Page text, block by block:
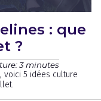
: que
?
3 minutes
voici 5 idées culture